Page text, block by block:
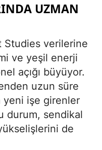
UZMAN
Studies verilerine
ve yeşil enerji
açığı büyüyor.
uzun süre
yeni işe girenler
durum, sendikal
de